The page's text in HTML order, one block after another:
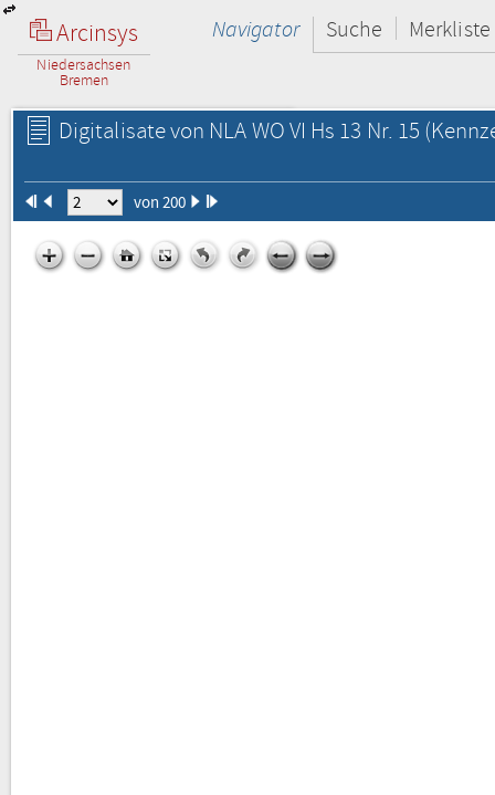
Arcinsys
Niedersachsen
Bremen
Navigator Suche Merkliste
Digitalisate von NLA WO VI Hs 13 Nr. 15
von 200